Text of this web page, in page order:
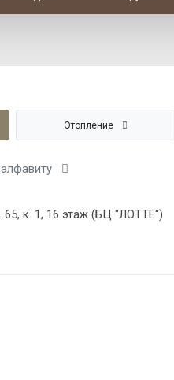
Отопление
к. 1, 16 этаж (БЦ "ЛОТТЕ")